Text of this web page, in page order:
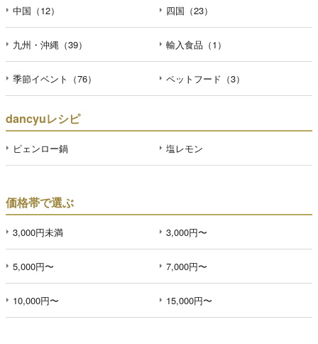
中国（12） 四国（23）
九州・沖縄（39） 輸入食品（1）
季節イベント（76） ペットフード（3）
dancyuレシピ
ピェンロー鍋 塩レモン
価格帯で選ぶ
3,000円未満 3,000円〜
5,000円〜 7,000円〜
10,000円〜 15,000円〜